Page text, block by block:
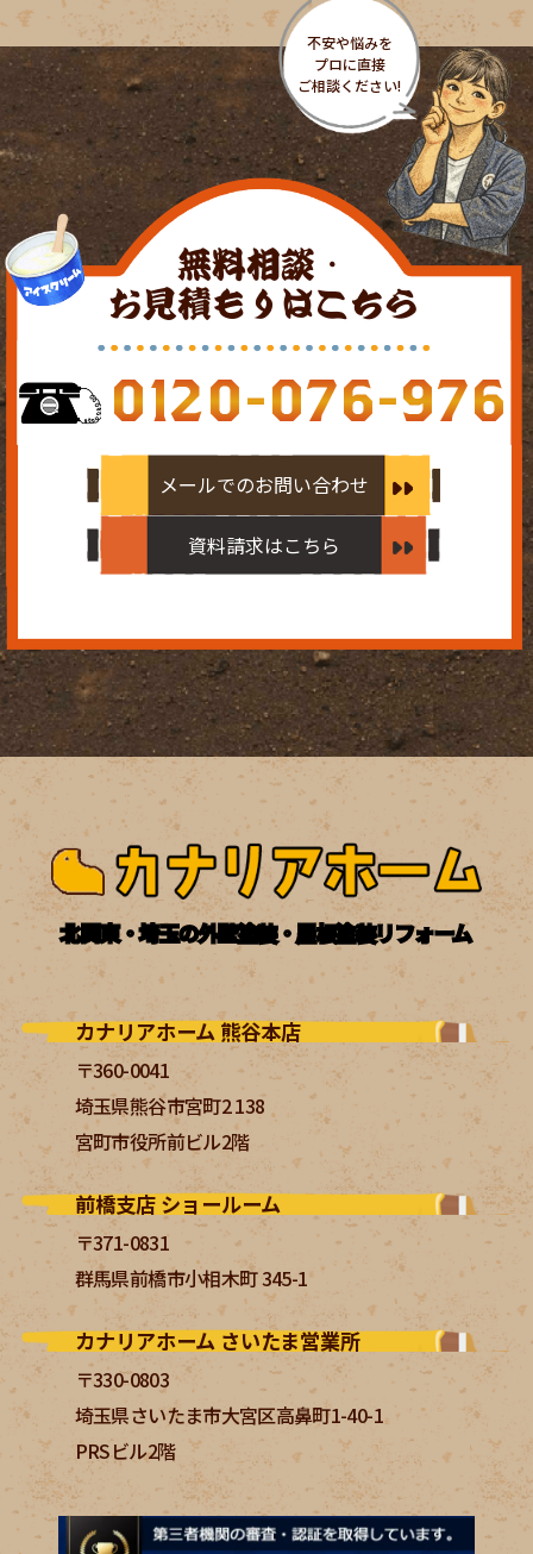
無料相談・
お見積もりはこちら
0120-076-976
メールでのお問い合わせ
資料請求はこちら
北関東・埼玉の外壁塗装・屋根塗装リフォーム
カナリアホーム 熊谷本店
〒360-0041
埼玉県熊谷市宮町2 138
宮町市役所前ビル2階
前橋支店 ショールーム
〒371-0831
群馬県前橋市小相木町 345-1
カナリアホーム さいたま営業所
〒330-0803
埼玉県さいたま市大宮区高鼻町1-40-1
PRSビル2階